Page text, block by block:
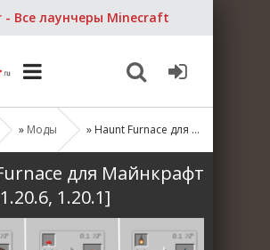
- Все лаунчеры Minecraft
» Моды » Haunt Furnace для Майнкрафт [1.21.1, 1.20.6, 1.20.1]
для Майнкрафт
1.20.1]